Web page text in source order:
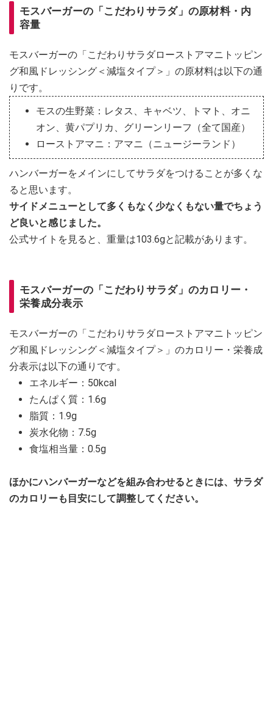
モスバーガーの「こだわりサラダ」の原材料・内
容量
モスバーガーの「こだわりサラダローストアマニトッピン
グ和風ドレッシング＜減塩タイプ＞」の原材料は以下の通
りです。
モスの生野菜：レタス、キャベツ、トマト、オニ
オン、黄パプリカ、グリーンリーフ（全て国産）
ローストアマニ：アマニ（ニュージーランド）
ハンバーガーをメインにしてサラダをつけることが多くな
ると思います。
サイドメニューとして多くもなく少なくもない量でちょう
ど良いと感じました。
公式サイトを見ると、重量は103.6gと記載があります。
モスバーガーの「こだわりサラダ」のカロリー・
栄養成分表示
モスバーガーの「こだわりサラダローストアマニトッピン
グ和風ドレッシング＜減塩タイプ＞」のカロリー・栄養成
分表示は以下の通りです。
エネルギー：50kcal
たんぱく質：1.6g
脂質：1.9g
炭水化物：7.5g
食塩相当量：0.5g
ほかにハンバーガーなどを組み合わせるときには、サラダ
のカロリーも目安にして調整してください。